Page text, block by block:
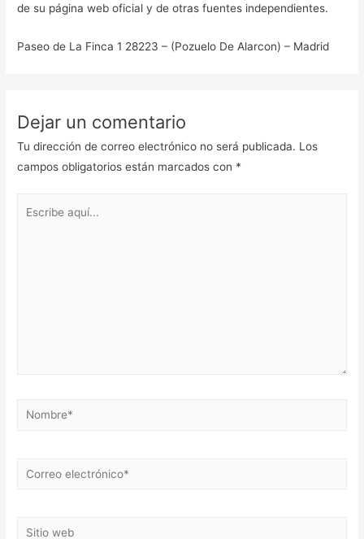
de su página web oficial y de otras fuentes independientes.
Paseo de La Finca 1 28223 – (Pozuelo De Alarcon) – Madrid
Dejar un comentario
Tu dirección de correo electrónico no será publicada. Los
campos obligatorios están marcados con *
Nombre*
Correo
Sitio